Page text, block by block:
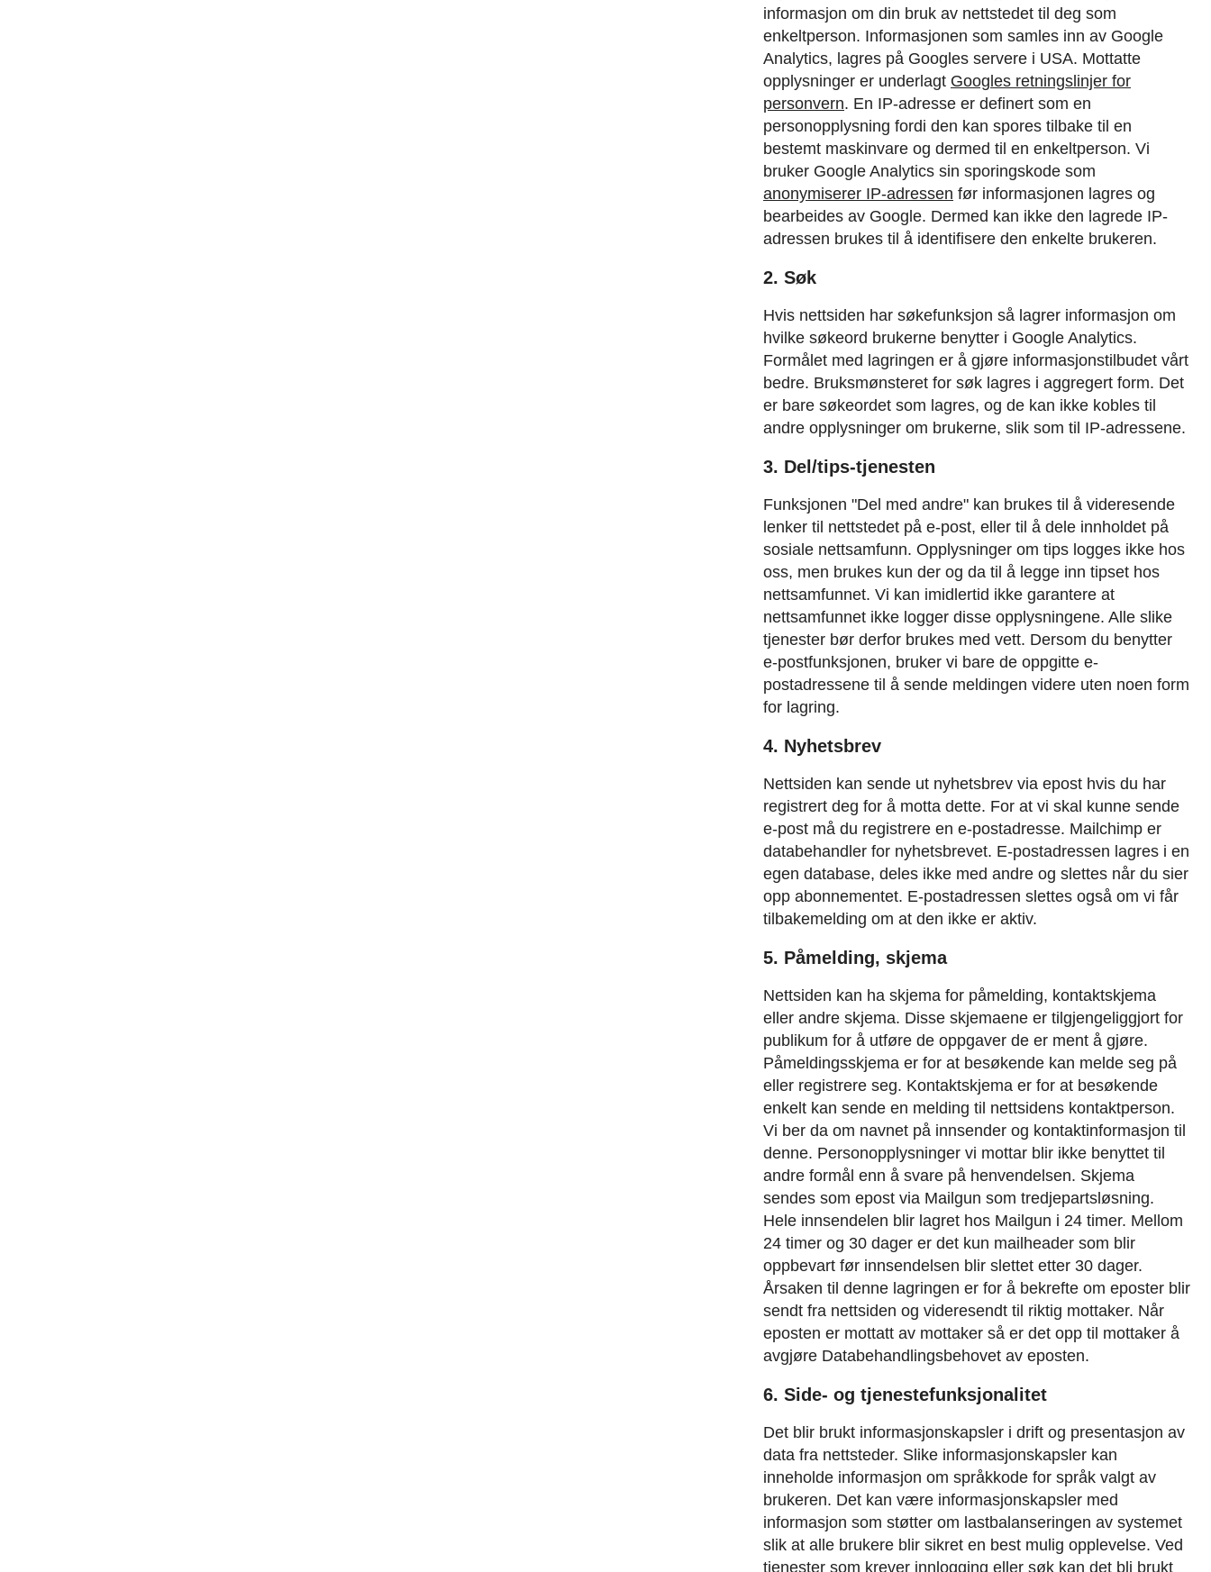
informasjon om din bruk av nettstedet til deg som
enkeltperson. Informasjonen som samles inn av Google
Analytics, lagres på Googles servere i USA. Mottatte
opplysninger er underlagt Googles retningslinjer for
personvern. En IP-adresse er definert som en
personopplysning fordi den kan spores tilbake til en
bestemt maskinvare og dermed til en enkeltperson. Vi
bruker Google Analytics sin sporingskode som
anonymiserer IP-adressen før informasjonen lagres og
bearbeides av Google. Dermed kan ikke den lagrede IP-
adressen brukes til å identifisere den enkelte brukeren.
2. Søk
Hvis nettsiden har søkefunksjon så lagrer informasjon om
hvilke søkeord brukerne benytter i Google Analytics.
Formålet med lagringen er å gjøre informasjonstilbudet vårt
bedre. Bruksmønsteret for søk lagres i aggregert form. Det
er bare søkeordet som lagres, og de kan ikke kobles til
andre opplysninger om brukerne, slik som til IP-adressene.
3. Del/tips-tjenesten
Funksjonen "Del med andre" kan brukes til å videresende
lenker til nettstedet på e-post, eller til å dele innholdet på
sosiale nettsamfunn. Opplysninger om tips logges ikke hos
oss, men brukes kun der og da til å legge inn tipset hos
nettsamfunnet. Vi kan imidlertid ikke garantere at
nettsamfunnet ikke logger disse opplysningene. Alle slike
tjenester bør derfor brukes med vett. Dersom du benytter
e-postfunksjonen, bruker vi bare de oppgitte e-
postadressene til å sende meldingen videre uten noen form
for lagring.
4. Nyhetsbrev
Nettsiden kan sende ut nyhetsbrev via epost hvis du har
registrert deg for å motta dette. For at vi skal kunne sende
e-post må du registrere en e-postadresse. Mailchimp er
databehandler for nyhetsbrevet. E-postadressen lagres i en
egen database, deles ikke med andre og slettes når du sier
opp abonnementet. E-postadressen slettes også om vi får
tilbakemelding om at den ikke er aktiv.
5. Påmelding, skjema
Nettsiden kan ha skjema for påmelding, kontaktskjema
eller andre skjema. Disse skjemaene er tilgjengeliggjort for
publikum for å utføre de oppgaver de er ment å gjøre.
Påmeldingsskjema er for at besøkende kan melde seg på
eller registrere seg. Kontaktskjema er for at besøkende
enkelt kan sende en melding til nettsidens kontaktperson.
Vi ber da om navnet på innsender og kontaktinformasjon til
denne. Personopplysninger vi mottar blir ikke benyttet til
andre formål enn å svare på henvendelsen. Skjema
sendes som epost via Mailgun som tredjepartsløsning.
Hele innsendelen blir lagret hos Mailgun i 24 timer. Mellom
24 timer og 30 dager er det kun mailheader som blir
oppbevart før innsendelsen blir slettet etter 30 dager.
Årsaken til denne lagringen er for å bekrefte om eposter blir
sendt fra nettsiden og videresendt til riktig mottaker. Når
eposten er mottatt av mottaker så er det opp til mottaker å
avgjøre Databehandlingsbehovet av eposten.
6. Side- og tjenestefunksjonalitet
Det blir brukt informasjonskapsler i drift og presentasjon av
data fra nettsteder. Slike informasjonskapsler kan
inneholde informasjon om språkkode for språk valgt av
brukeren. Det kan være informasjonskapsler med
informasjon som støtter om lastbalanseringen av systemet
slik at alle brukere blir sikret en best mulig opplevelse. Ved
tjenester som krever innlogging eller søk kan det bli brukt